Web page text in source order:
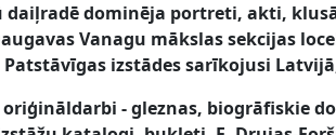
daiļradē dominēja portreti, akti,
Vanagu mākslas sekcijas
izstādes sarīkojusi
oriģināldarbi - gleznas, biogrāfiskie